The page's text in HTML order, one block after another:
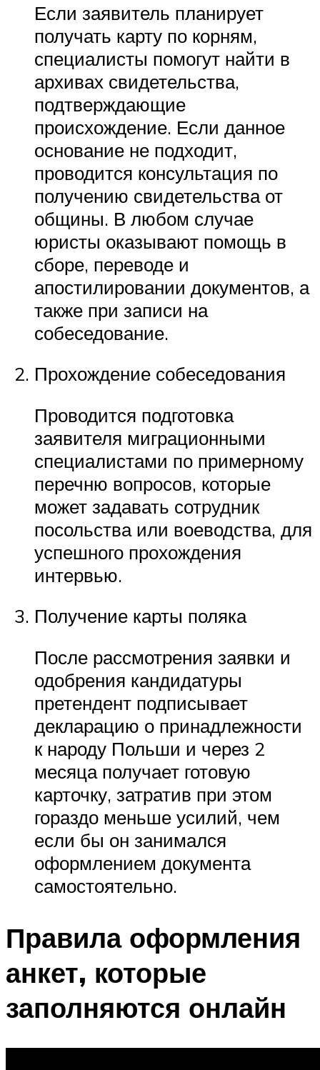
Если заявитель планирует
получать карту по корням,
специалисты помогут найти в
архивах свидетельства,
подтверждающие
происхождение. Если данное
основание не подходит,
проводится консультация по
получению свидетельства от
общины. В любом случае
юристы оказывают помощь в
сборе, переводе и
апостилировании документов, а
также при записи на
собеседование.
Прохождение собеседования
Проводится подготовка
заявителя миграционными
специалистами по примерному
перечню вопросов, которые
может задавать сотрудник
посольства или воеводства, для
успешного прохождения
интервью.
Получение карты поляка
После рассмотрения заявки и
одобрения кандидатуры
претендент подписывает
декларацию о принадлежности
к народу Польши и через 2
месяца получает готовую
карточку, затратив при этом
гораздо меньше усилий, чем
если бы он занимался
оформлением документа
самостоятельно.
Правила оформления
анкет, которые
заполняются онлайн